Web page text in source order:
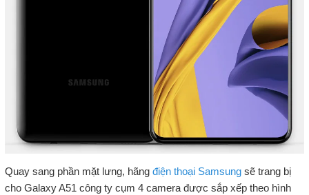
Quay sang phần mặt lưng, hãng điện thoại Samsungsẽ trang bị
cho Galaxy A51 công ty cụm 4 camera được sắp xếp theo hình